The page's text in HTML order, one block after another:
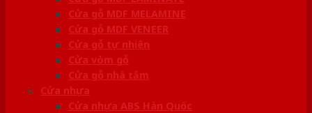
Cửa gỗ MDF MELAMINE
Cửa gỗ MDF VENEER
Cửa gỗ tự nhiên
Cửa vòm gỗ
Cửa gỗ nhà tắm
Cửa nhựa
Cửa nhựa ABS Hàn Quốc